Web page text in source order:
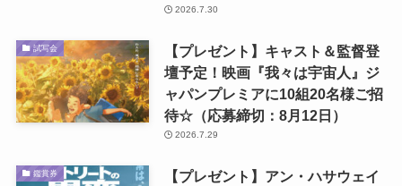
2026.7.30
試写会
【プレゼント】キャスト＆監督登
壇予定！映画『我々は宇宙人』ジ
ャパンプレミアに10組20名様ご招
待☆（応募締切：8月12日）
2026.7.29
鑑賞券
【プレゼント】アン・ハサウェイ